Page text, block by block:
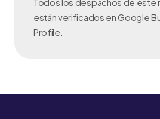
están verificados en Google
Profile.